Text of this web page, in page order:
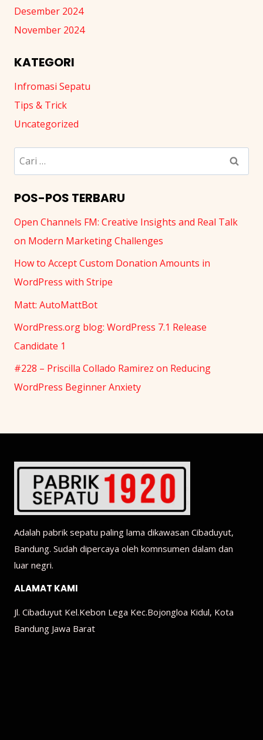
Desember 2024
November 2024
KATEGORI
Infromasi Sepatu
Tips & Trick
Uncategorized
Cari
untuk:
POS-POS TERBARU
Open Channels FM: Creative Insights and Real Talk
on Modern Marketing Challenges
How to Accept Custom Donation Amounts in
WordPress with Stripe
Matt: AutoMattBot
WordPress.org blog: WordPress 7.1 Release
Candidate 1
#228 – Priscilla Collado Ramirez on Reducing
WordPress Beginner Anxiety
Adalah pabrik sepatu paling lama dikawasan Cibaduyut,
Bandung. Sudah dipercaya oleh komnsumen dalam dan
luar negri.
ALAMAT KAMI
Jl. Cibaduyut Kel.Kebon Lega Kec.Bojongloa Kidul, Kota
Bandung Jawa Barat